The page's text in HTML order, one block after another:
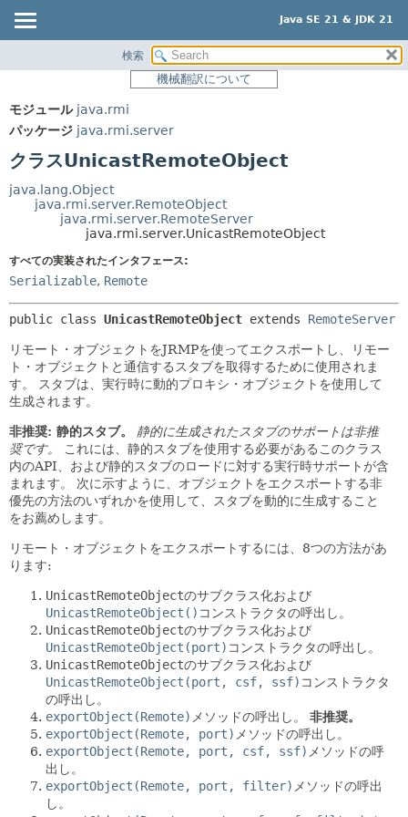
Java SE 21 & JDK 21
パッケージ
使用
ツリー
プレビュー
新規
非推奨
索引
サマリー:
ネスト済
メソッド
詳細:
フィールド
検索
機械翻訳について
モジュール java.rmi
パッケージ java.rmi.server
クラスUnicastRemoteObject
java.lang.Object
java.rmi.server.RemoteObject
java.rmi.server.RemoteServer
java.rmi.server.UnicastRemoteObject
すべての実装されたインタフェース:
Serializable, Remote
public class UnicastRemoteObject extends RemoteServer
リモート・オブジェクトをJRMPを使ってエクスポートし、リモー
ト・オブジェクトと通信するスタブを取得するために使用されま
す。
スタブは、実行時に動的プロキシ・オブジェクトを使用して
生成されます。
非推奨: 静的スタブ。
静的に生成されたスタブのサポートは非推
奨です。
これには、静的スタブを使用する必要があるこのクラス
内のAPI、および静的スタブのロードに対する実行時サポートが含
まれます。
次に示すように、オブジェクトをエクスポートする非
優先の方法のいずれかを使用して、スタブを動的に生成すること
をお薦めします。
リモート・オブジェクトをエクスポートするには、8つの方法があ
ります:
UnicastRemoteObjectのサブクラス化および
UnicastRemoteObject() コンストラクタの呼出し。
UnicastRemoteObjectのサブクラス化および
UnicastRemoteObject(port) コンストラクタの呼出し。
UnicastRemoteObjectのサブクラス化および
UnicastRemoteObject(port, csf, ssf) コンストラクタ
の呼出し。
exportObject(Remote) メソッドの呼出し。
非推奨。
exportObject(Remote, port) メソッドの呼出し。
exportObject(Remote, port, csf, ssf) メソッドの呼
出し。
exportObject(Remote, port, filter) メソッドの呼出
し。